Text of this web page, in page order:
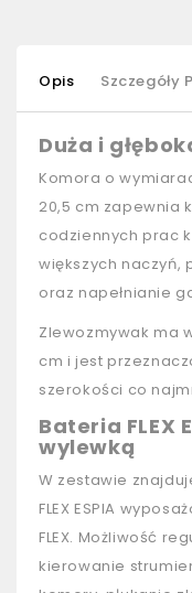
Opis Szczegóły
Duża i
Komora o
20,5 cm zapewnia
codziennych prac
większych naczyń,
oraz napełnianie
Zlewozmywak ma
cm i jest
szerokości co
Bateria FLEX
wylewką
W zestawie
FLEX ESPIA
FLEX. Możliwość
kierowanie